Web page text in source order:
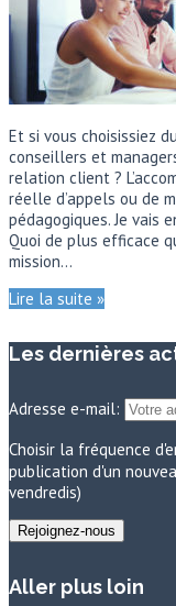
Et si vous choisissiez
conseillers et
relation client ?
réelle d’appels ou de
pédagogiques. Je vais
Quoi de plus efficace
mission…
Lire la suite »
Les dernières
Adresse e-mail:
Choisir la fréquence
publication d'un
vendredis)
Aller plus loin